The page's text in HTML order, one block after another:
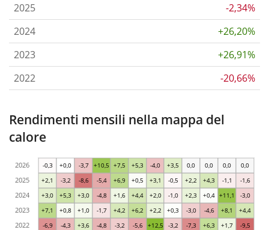
2025
-2,34%
2024
+26,20%
2023
+26,91%
2022
-20,66%
Rendimenti mensili nella mappa del
calore
-6,9 -4,3 +3,6 -4,8 -3,2 -5,6 +12,5 -3,2 -7,3 +6,3 +1,7 -9,5
+7,1 +0,8 +1,0 -1,7 +4,2 +6,2 +2,2 +0,3 -3,0 -4,6 +8,1 +4,4
+3,0 +5,3 +3,0 -4,8 +1,6 +4,4 +2,0 -1,0 +2,3 +0,4 +11,1 -3,0
+2,1 -3,2 -8,6 -5,4 +6,9 +0,5 +3,1 -0,5 +2,2 +4,3 -1,1 -1,6
-0,3 +0,0 -3,7 +10,5 +7,5 +5,3 -4,0 +3,5 0,0 0,0 0,0 0,0
2022
2023
2024
2025
2026